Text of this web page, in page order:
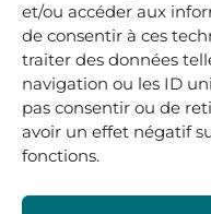
et/ou accéder aux
de consentir à ces
traiter des données
navigation ou les ID
pas consentir ou de
avoir un effet négatif
fonctions.
10H00-